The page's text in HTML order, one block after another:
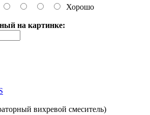
Хорошо
на картинке:
вихревой смеситель)